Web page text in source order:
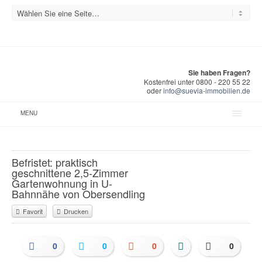
Sie haben Fragen?
Kostenfrei unter 0800 - 220 55 22
oderinfo@suevia-immobilien.de
MENU
Befristet: praktisch
geschnittene 2,5-Zimmer
Gartenwohnung in U-
Bahnnähe von Obersendling
Favorit Drucken
0 0 0 0